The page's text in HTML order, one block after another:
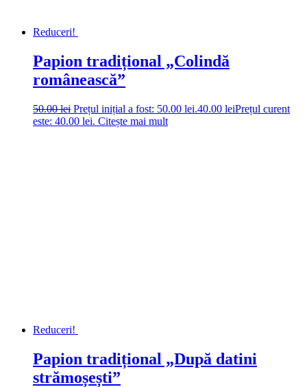
Reduceri!
Papion tradițional „Colindă
românească”
50.00lei Prețul inițial a fost: 50.00 lei.40.00 leiPrețul curent
este: 40.00 lei. Citește mai mult
Reduceri!
Papion tradițional „După datini
strămoșești”